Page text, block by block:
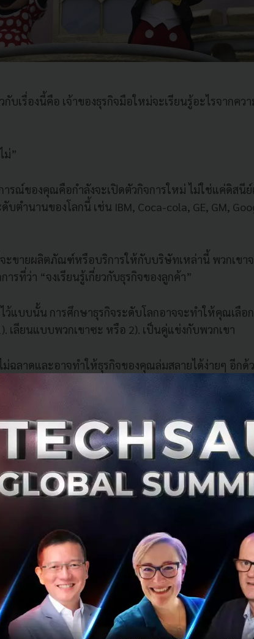
บเรื่องนี้คือ เจ้าของธุรกิจมือใหม่จะเรียนรู้อะไรจากคว
ม่”
ารณ์ของคุณคือกำลังจะเปิดตัวกิจการใหม่ ไม่ใช่แค่ดิสนี
ตำนานของโลกนี้ เช่น IBM, Coca-cola, GE, GM,
ะขายผลิตภัณฑ์หรือบริการให้กับบริษัทเหล่านี้ พวกเขา
รที่ว่า “จงเรียนรู้เกี่ยวกับธุรกิจของลูกค้า”
ว้แบบนั้น การศึกษาธุรกิจระดับโลกอาจจะทำให้คุณเลือ
เลียนแบบพวกเขาซะ หรือ 2). เป็นคู่แข่งกับพวกเขา
ม่ฉลาดและอาจทำให้ธุรกิจของคุณล่มสลายได้ง่ายๆ อีกด้
ความเป็นมายาวนาน มีรูปแบบเฉพาะตัว มีวัฒนธรรมอง
าดที่ไม่สามารถเลียนแบบได้ง่ายๆ
ต้องคงไว้ซึ่งความคล่องตัวเพื่ออยู่รอด และนั่นคือจุดที่ท
มีเหตุมีผลและเป็นประโยชน์ในองค์กรใหญ่ๆ อาจจะเป็
ารบังคับบัญชาในบริษัทใหญ่ๆ จะบังคับให้พนักงานทั่วไ
านั้น ในทางเดียวกัน คนระดับ VP ก็ไม่ควรสั่งงานไปยังผู้
กเขาก่อน